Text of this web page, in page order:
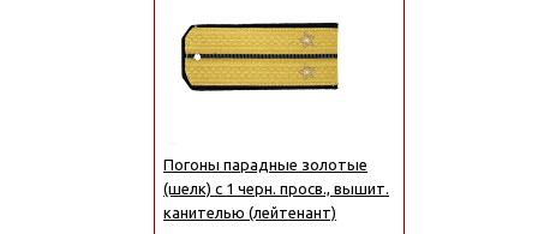
Погоны парадные золотые
(шелк) с 1 черн. просв., вышит.
канителью (лейтенант)